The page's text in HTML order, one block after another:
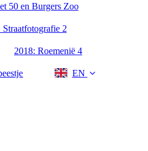
50 en Burgers Zoo
2
2018: Roemenië 4
EN